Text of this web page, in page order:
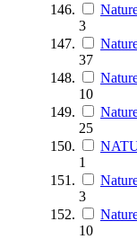
3
37
10
25
1
3
10